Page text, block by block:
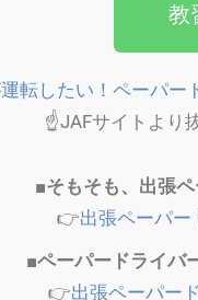
教
転したい！ペーパー
☝JAFサイトより
■そもそも、出張
👉出張ペーパー
■ペーパードライバ
👉出張ペーパー